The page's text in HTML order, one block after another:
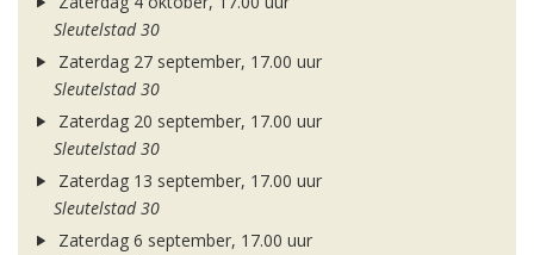
Sleutelstad 30
Zaterdag 27 september, 17.00 uur
Sleutelstad 30
Zaterdag 20 september, 17.00 uur
Sleutelstad 30
Zaterdag 13 september, 17.00 uur
Sleutelstad 30
Zaterdag 6 september, 17.00 uur